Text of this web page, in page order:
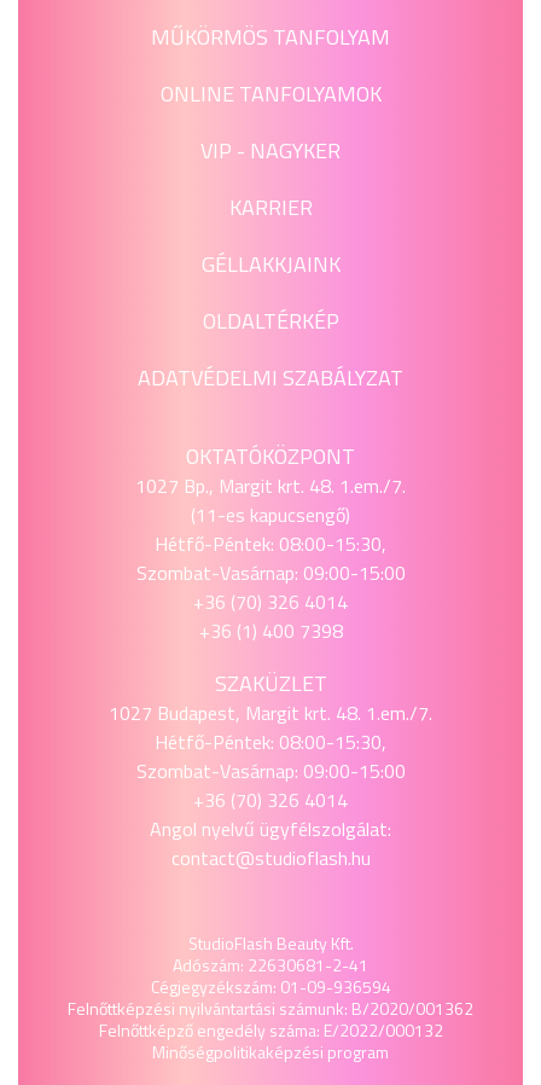
MŰKÖRMÖS TANFOLYAM
ONLINE TANFOLYAMOK
VIP - NAGYKER
KARRIER
GÉLLAKKJAINK
OLDALTÉRKÉP
ADATVÉDELMI SZABÁLYZAT
OKTATÓKÖZPONT
1027 Bp., Margit krt. 48. 1.em./7.
(11-es kapucsengő)
Hétfő-Péntek: 08:00-15:30,
Szombat-Vasárnap: 09:00-15:00
+36 (70) 326 4014
+36 (1) 400 7398
SZAKÜZLET
1027 Budapest, Margit krt. 48. 1.em./7.
Hétfő-Péntek: 08:00-15:30,
Szombat-Vasárnap: 09:00-15:00
+36 (70) 326 4014
Angol nyelvű ügyfélszolgálat:
contact@studioflash.hu
StudioFlash Beauty Kft.
Adószám: 22630681-2-41
Cégjegyzékszám: 01-09-936594
Felnőttképzési nyilvántartási számunk: B/2020/001362
Felnőttképző engedély száma: E/2022/000132
Minőségpolitikaképzési program